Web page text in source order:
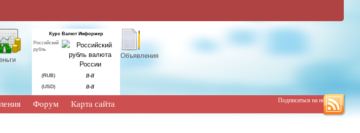
Курс Валют Информер
Российский
рубль
(RUB) //-//
(USD) //-//
Объявления
Форум Карта сайта Подписаться на новости